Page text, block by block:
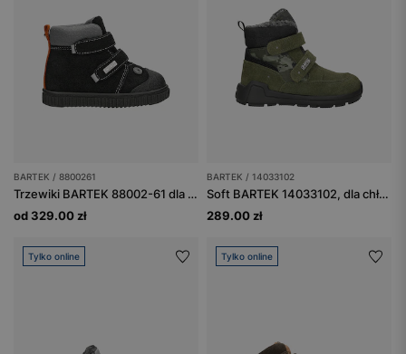
BARTEK / 8800261
Trzewiki BARTEK 88002-61 dla chłopców, czarny + popiel
od 329.00 zł
BARTEK / 14033102
Soft BARTEK 14033102, dla chłopców, zielony
289.00 zł
Tylko online Tylko online